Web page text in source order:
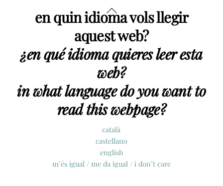
en quin idioma vols llegir
aquest web?
¿en qué idioma quieres leer esta
web?
in what language do you want to
read this webpage?
català
castellano
english
m’és igual / me da igual / i don’t care
Back
To
Top